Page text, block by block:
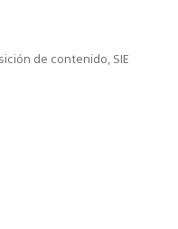
de contenido, SIE